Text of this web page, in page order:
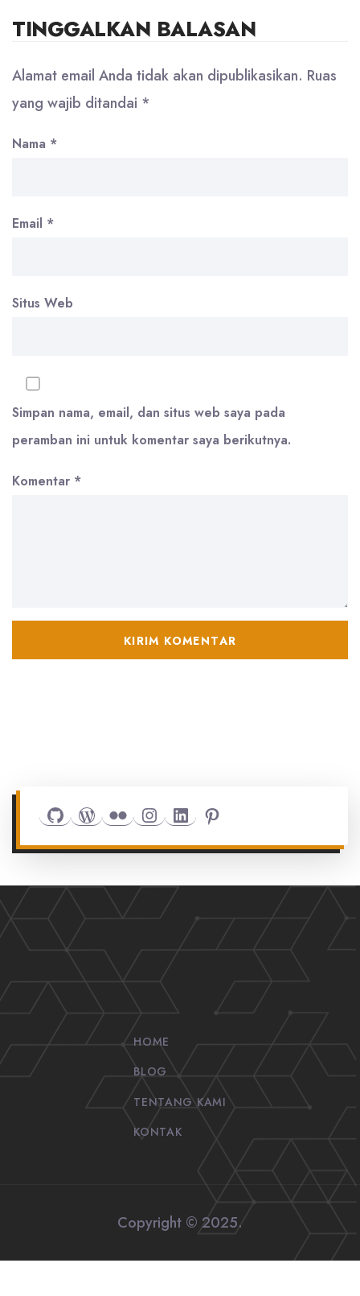
TINGGALKAN BALASAN
Alamat email Anda tidak akan dipublikasikan. Ruas
yang wajib ditandai *
Nama *
Email *
Situs Web
Simpan nama, email, dan situs web saya pada
peramban ini untuk komentar saya berikutnya.
Komentar *
GithubWordPress
FlickrInstagram
LinkedInPinterest
HOME
BLOG
TENTANG KAMI
KONTAK
Copyright © 2025.